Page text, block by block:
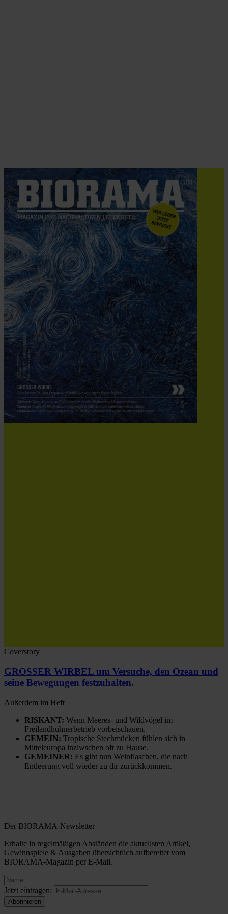
Coverstory
GROSSER WIRBEL um Versuche, den Ozean und
seine Bewegungen festzuhalten.
Außerdem im Heft
RISKANT: Wenn Meeres- und Wildvögel im
Freilandhühnerbetrieb vorbeischauen.
GEMEIN: Tropische Stechmücken fühlen sich in
Mitteleuropa inziwschen oft zu Hause.
GEMEINER: Es gibt nun Weinflaschen, die nach
Entleerung voll wieder zu dir zurückkommen.
Der BIORAMA-Newsletter
Erhalte in regelmäßigen Abständen die aktuellsten Artikel,
Gewinnspiele & Ausgaben übersichtlich aufbereitet vom
BIORAMA-Magazin per E-Mail.
Jetzt eintragen: